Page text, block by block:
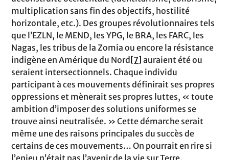
multiplication sans fin des objectifs, hostilité
horizontale, etc.). Des groupes révolutionnaires tels
que l’EZLN, le MEND, les YPG, le BRA, les FARC, les
Nagas, les tribus de la Zomia ou encore la résistance
indigène en Amérique du Nord [7] auraient été ou
seraient intersectionnels. Chaque individu
participant à ces mouvements définirait ses propres
oppressions et mènerait ses propres luttes, « toute
ambition d’imposer des solutions uniformes se
trouve ainsi neutralisée. » Cette démarche serait
même une des raisons principales du succès de
certains de ces mouvements… On pourrait en rire si
l’enjeu n’était pas l’avenir de la vie sur Terre.